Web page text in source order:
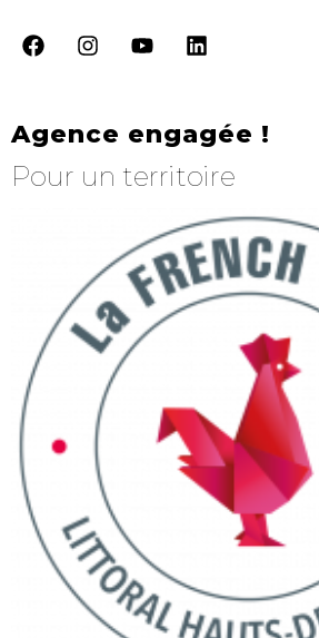
Agence engagée !
Pour un territoire